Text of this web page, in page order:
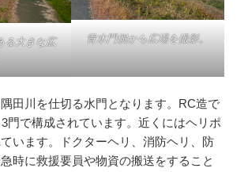
る大きな広
青水門側から広場を撮影。
田川を仕切る水門となります。RC造で
門で構成されています。近くにはヘリポ
います。ドクターヘリ、消防ヘリ、防
時に救援要員や物資の搬送をすること